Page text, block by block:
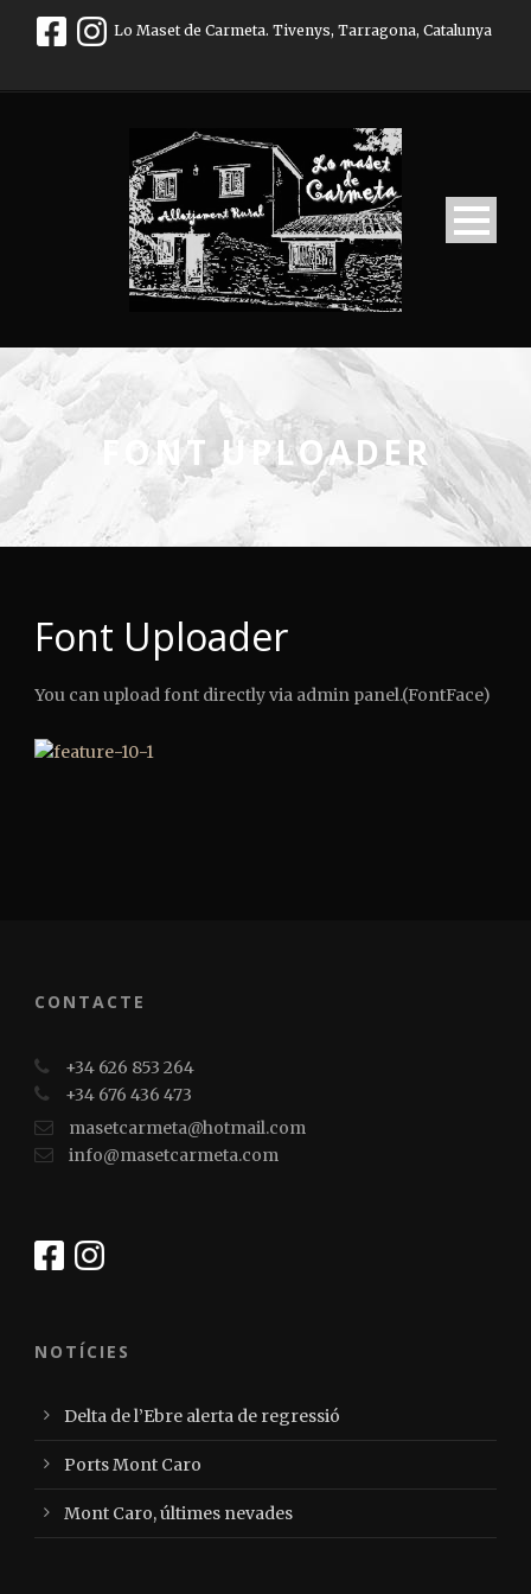
Lo Maset de Carmeta. Tivenys, Tarragona, Catalunya
FONT UPLOADER
Font Uploader
You can upload font directly via admin panel.(FontFace)
CONTACTE
+34 626 853 264
+34 676 436 473
masetcarmeta@hotmail.com
info@masetcarmeta.com
NOTÍCIES
Delta de l’Ebre alerta de regressió
Ports Mont Caro
Mont Caro, últimes nevades